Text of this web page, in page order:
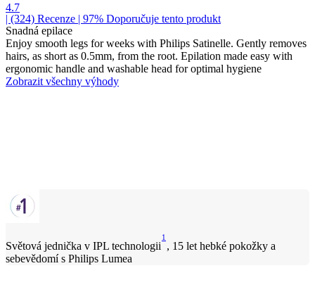
4.7
| (324) Recenze | 97% Doporučuje tento produkt
Snadná epilace
Enjoy smooth legs for weeks with Philips Satinelle. Gently removes
hairs, as short as 0.5mm, from the root. Epilation made easy with
ergonomic handle and washable head for optimal hygiene
Zobrazit všechny výhody
Světová jednička v IPL technologii
1
, 15 let hebké pokožky a
sebevědomí s Philips Lumea